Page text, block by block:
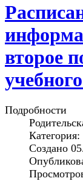
второе
Подробности
Создано